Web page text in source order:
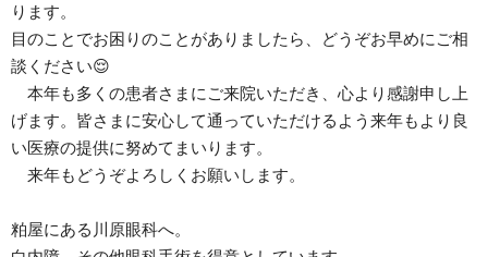
ります。
目のことでお困りのことがありましたら、どうぞお早めにご相
談ください😌
本年も多くの患者さまにご来院いただき、心より感謝申し上
げます。皆さまに安心して通っていただけるよう来年もより良
い医療の提供に努めてまいります。
来年もどうぞよろしくお願いします。
粕屋にある川原眼科へ。